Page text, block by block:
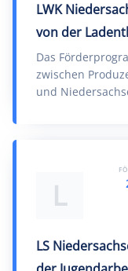
LWK
von der
Das
zwischen
und
L
LS